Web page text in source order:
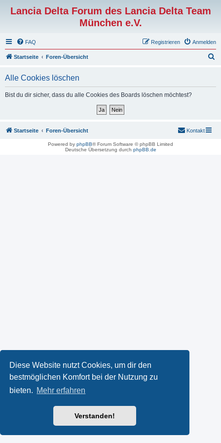
Diese Website nutzt Cookies, um dir den
bestmöglichen Komfort bei der Nutzung zu
bieten. Mehr erfahren
Verstanden!
Lancia Delta Forum des Lancia Delta Team
München e.V.
FAQ Anmelden
Registrieren
Startseite Foren-Übersicht
Alle Cookies löschen
Bist du dir sicher, dass du alle Cookies des Boards löschen möchtest?
Startseite Foren-Übersicht Kontakt
Powered by phpBB® Forum Software © phpBB Limited
Deutsche Übersetzung durch phpBB.de